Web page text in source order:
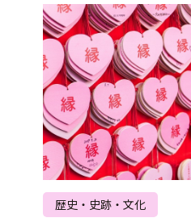
歴史・史跡・文化